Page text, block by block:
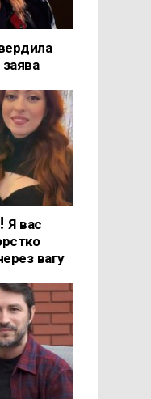
заява
Я вас
вагу